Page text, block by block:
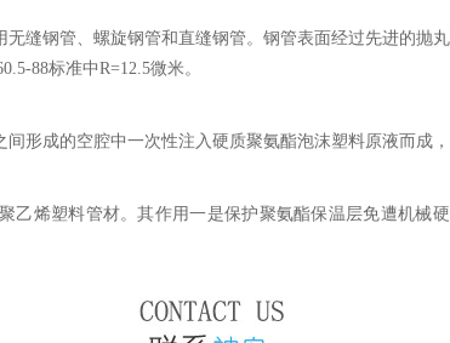
缝钢管、螺旋钢管和直缝钢管。钢管表面经过先进的抛
88标准中R=12.5微米。
形成的空腔中一次性注入硬质聚氨酯泡沫塑料原液而成，
乙烯塑料管材。其作用一是保护聚氨酯保温层免遭机械